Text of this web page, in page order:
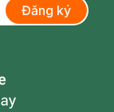
Đăng ký